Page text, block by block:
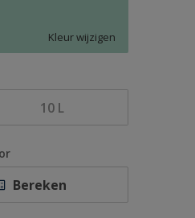
Kleur wijzigen
10 L
Bereken